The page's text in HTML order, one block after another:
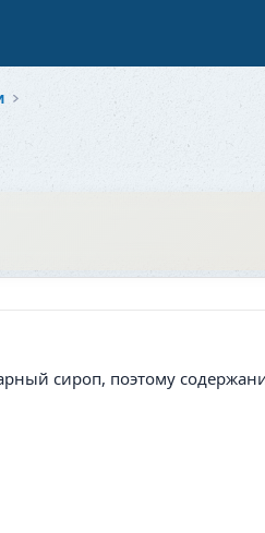
сироп, поэтому